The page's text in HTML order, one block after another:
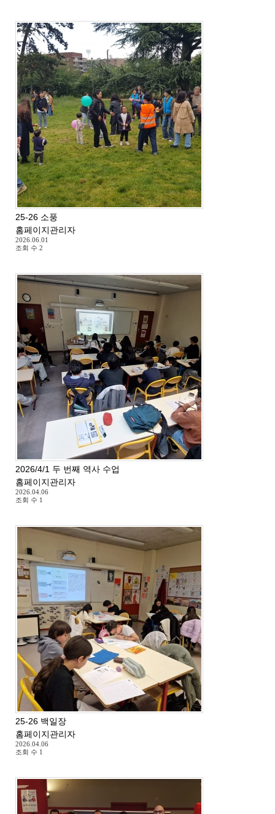
25-26 소풍
홈페이지관리자
2026.06.01
조회 수 2
2026/4/1 두 번째 역사 수업
홈페이지관리자
2026.04.06
조회 수 1
25-26 백일장
홈페이지관리자
2026.04.06
조회 수 1